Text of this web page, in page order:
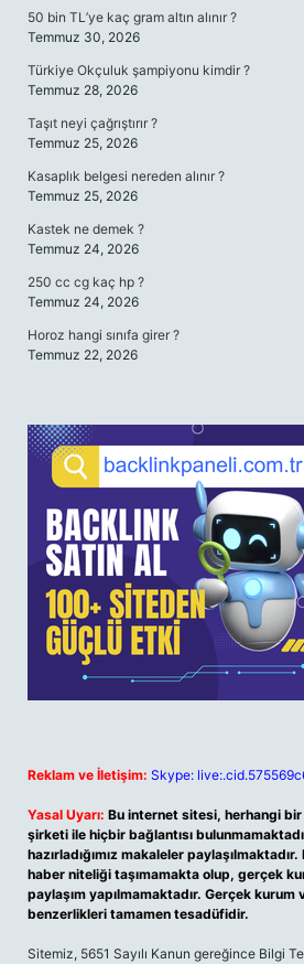
50 bin TL’ye kaç gram altın alınır ?
Temmuz 30, 2026
Türkiye Okçuluk şampiyonu kimdir ?
Temmuz 28, 2026
Taşıt neyi çağrıştırır ?
Temmuz 25, 2026
Kasaplık belgesi nereden alınır ?
Temmuz 25, 2026
Kastek ne demek ?
Temmuz 24, 2026
250 cc cg kaç hp ?
Temmuz 24, 2026
Horoz hangi sınıfa girer ?
Temmuz 22, 2026
Reklam ve İletişim: Skype:
Yasal Uyarı: Bu internet sitesi, herhangi
şirketi ile hiçbir bağlantısı
hazırladığımız makaleler
haber niteliği taşımamakta olup, gerçek
paylaşım yapılmamaktadır. Gerçek kurum
benzerlikleri tamamen tesadüfidir.
Sitemiz, 5651 Sayılı Kanun gereğince Bilgi